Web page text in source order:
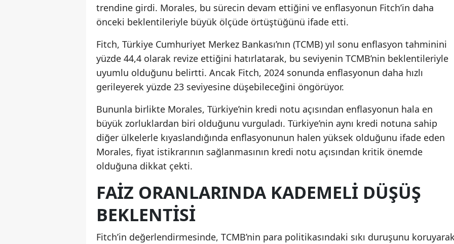
trendine girdi. Morales, bu sürecin devam ettiğini ve enflasyonun Fitch’in daha
önceki beklentileriyle büyük ölçüde örtüştüğünü ifade etti.
Fitch, Türkiye Cumhuriyet Merkez Bankası’nın (TCMB) yıl sonu enflasyon tahminini
yüzde 44,4 olarak revize ettiğini hatırlatarak, bu seviyenin TCMB’nin beklentileriyle
uyumlu olduğunu belirtti. Ancak Fitch, 2024 sonunda enflasyonun daha hızlı
gerileyerek yüzde 23 seviyesine düşebileceğini öngörüyor.
Bununla birlikte Morales, Türkiye’nin kredi notu açısından enflasyonun hala en
büyük zorluklardan biri olduğunu vurguladı. Türkiye’nin aynı kredi notuna sahip
diğer ülkelerle kıyaslandığında enflasyonunun halen yüksek olduğunu ifade eden
Morales, fiyat istikrarının sağlanmasının kredi notu açısından kritik önemde
olduğuna dikkat çekti.
FAIZ ORANLARINDA KADEMELI DÜŞÜŞ
BEKLENTISI
Fitch’in değerlendirmesinde, TCMB’nin para politikasındaki sıkı duruşunu